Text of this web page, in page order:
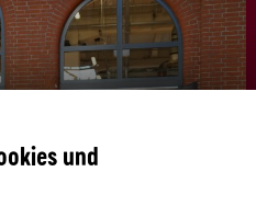
und